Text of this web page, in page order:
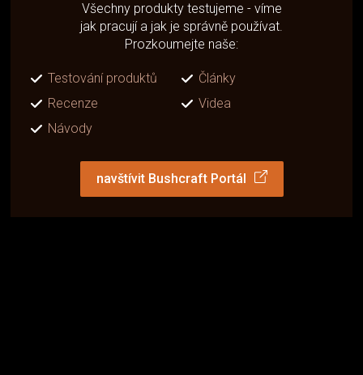
Všechny produkty testujeme - víme
jak pracují a jak je správně používat.
Prozkoumejte naše:
Testování produktů
Články
Recenze
Videa
Návody
navštívit Bushcraft Portál